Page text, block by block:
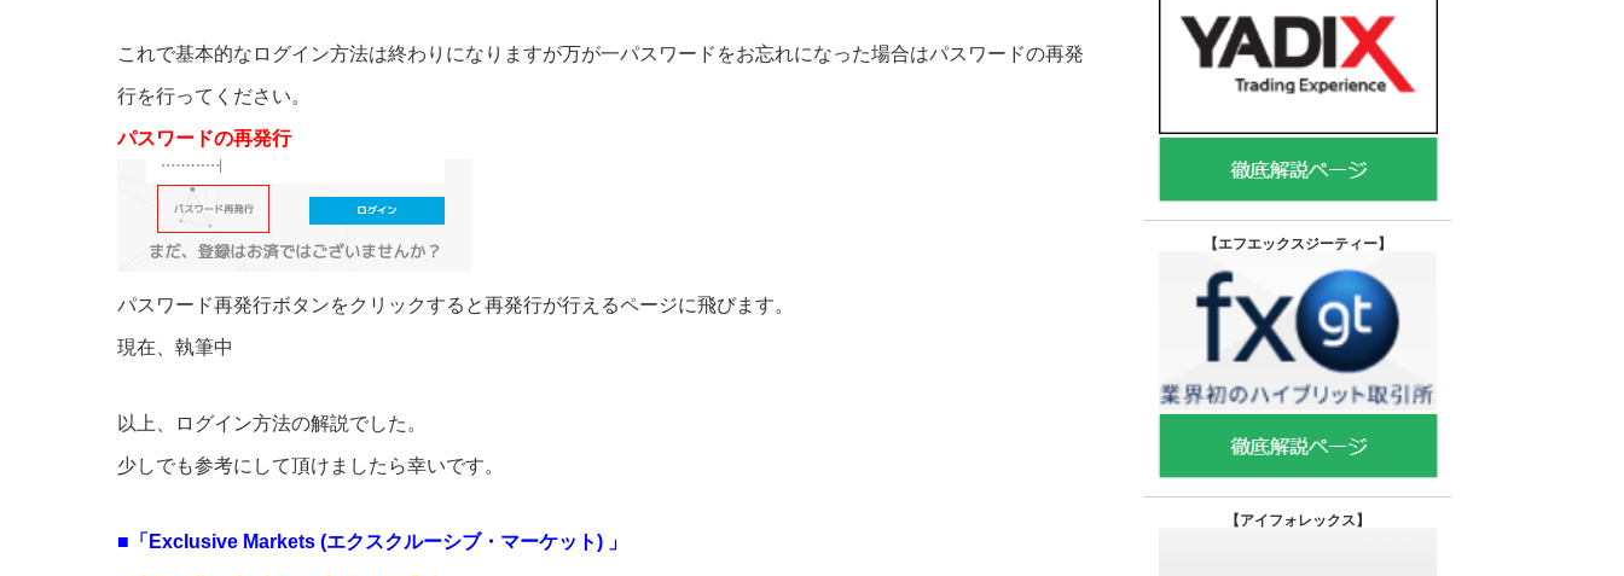
これで基本的なログイン方法は終わりになりますが万が一パスワードをお忘れになった場合はパスワードの再発
行を行ってください。
パスワードの再発行
パスワード再発行ボタンをクリックすると再発行が行えるページに飛びます。
現在、執筆中
以上、ログイン方法の解説でした。
少しでも参考にして頂けましたら幸いです。
■「Exclusive Markets (エクスクルーシブ・マーケット) 」
【エフエックスジーティー】
【アイフォレックス】